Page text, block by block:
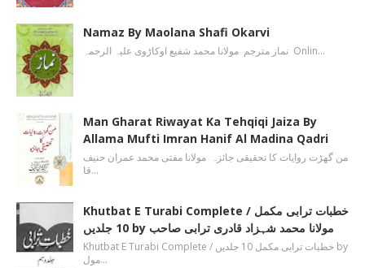
Namaz By Maolana Shafi Okarvi
نماز مترجم مولانا محمد شفیع اوکاڑوی علیہ الرحمہ Onlin…
Man Gharat Riwayat Ka Tehqiqi Jaiza By
Allama Mufti Imran Hanif Al Madina Qadri
من گھڑت روایات کا تحقیقی جائزہ مولانا مفتی محمد عمران حنیف
قا…
Khutbat E Turabi Complete / خطبات ترابی مکمل
10 جلدیں by مولانا محمد شہزاد قادری ترابی صاحب
Khutbat E Turabi Complete / خطبات ترابی مکمل 10 جلدیں by
مول…